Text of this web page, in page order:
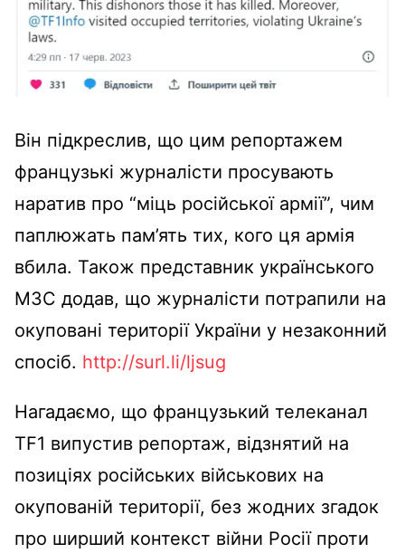
Він підкреслив, що цим репортажем
французькі журналісти просувають
наратив про “міць російської армії”, чим
паплюжать пам’ять тих, кого ця армія
вбила. Також представник українського
МЗС додав, що журналісти потрапили на
окуповані території України у незаконний
спосіб. http://surl.li/ljsug
Нагадаємо, що французький телеканал
TF1 випустив репортаж, відзнятий на
позиціях російських військових на
окупованій території, без жодних згадок
про ширший контекст війни Росії проти